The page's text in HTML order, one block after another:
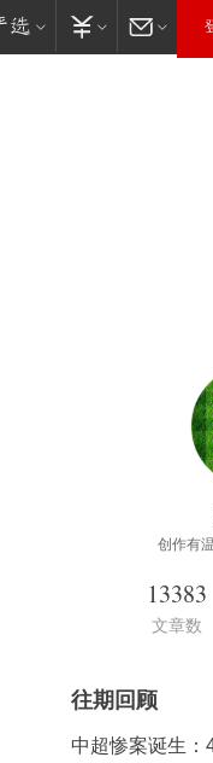
创作有
13383
文章数
往期回顾
中超惨案诞生：